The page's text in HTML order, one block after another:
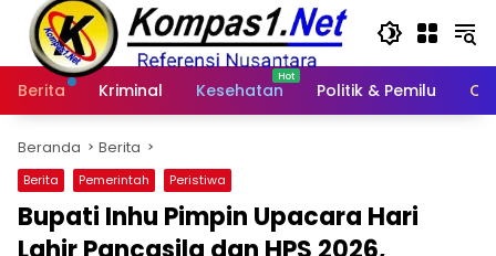
Langsung
konten
Berita
Kriminal Kesehatan Politik & Pemilu
Beranda Berita
Berita Pemerintah Peristiwa
Bupati Inhu Pimpin Upacara Hari